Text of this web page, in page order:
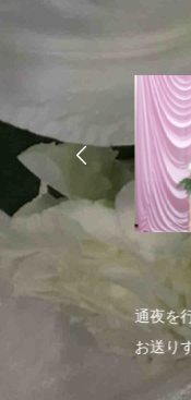
通夜を
お送り
グレー